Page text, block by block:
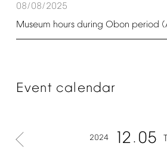
08/08/2025
Museum hours during Obon period
Event calendar
2024 12 05